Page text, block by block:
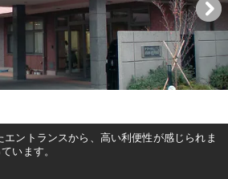
エントランスから、高い利便性が感じられま
います。